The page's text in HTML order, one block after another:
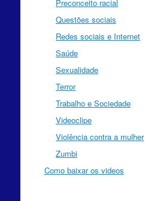
Preconceito racial
Questões sociais
Redes sociais e Internet
Saúde
Sexualidade
Terror
Trabalho e Sociedade
Videoclipe
Violência contra a mulher
Zumbi
Como baixar os videos